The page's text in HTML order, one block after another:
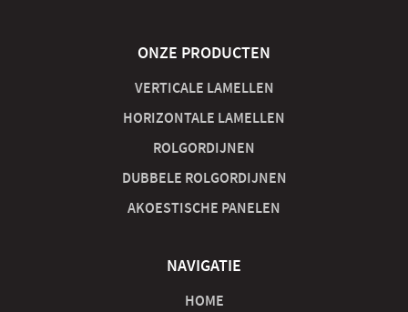
ONZE PRODUCTEN
VERTICALE LAMELLEN
HORIZONTALE LAMELLEN
ROLGORDIJNEN
DUBBELE ROLGORDIJNEN
AKOESTISCHE PANELEN
NAVIGATIE
HOME